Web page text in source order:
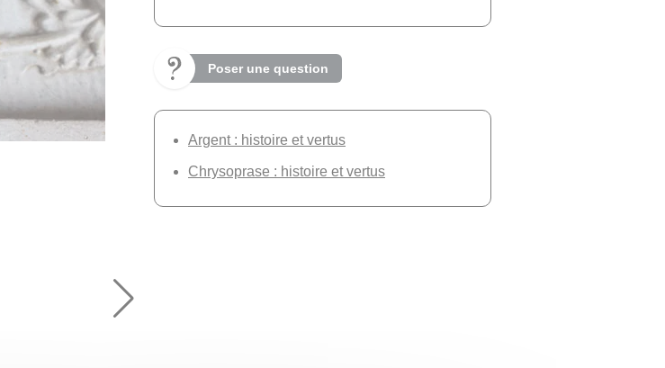
Poser une question
Argent : histoire et vertus
Chrysoprase : histoire et vertus